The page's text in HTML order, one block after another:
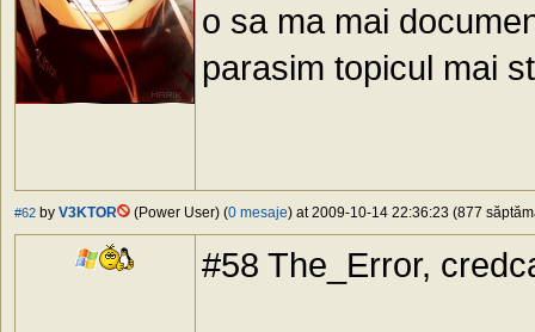
o sa ma mai
parasim topicul mai
#62 by V3KTOR (Power User) (0 mesaje) at 2009-10-14 22:36:23 (877
#58 The_Error,